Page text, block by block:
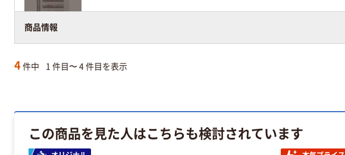
商品情報
4 件中 1 件目〜 4 件目を表示
この商品を見た人はこちらも検討されています